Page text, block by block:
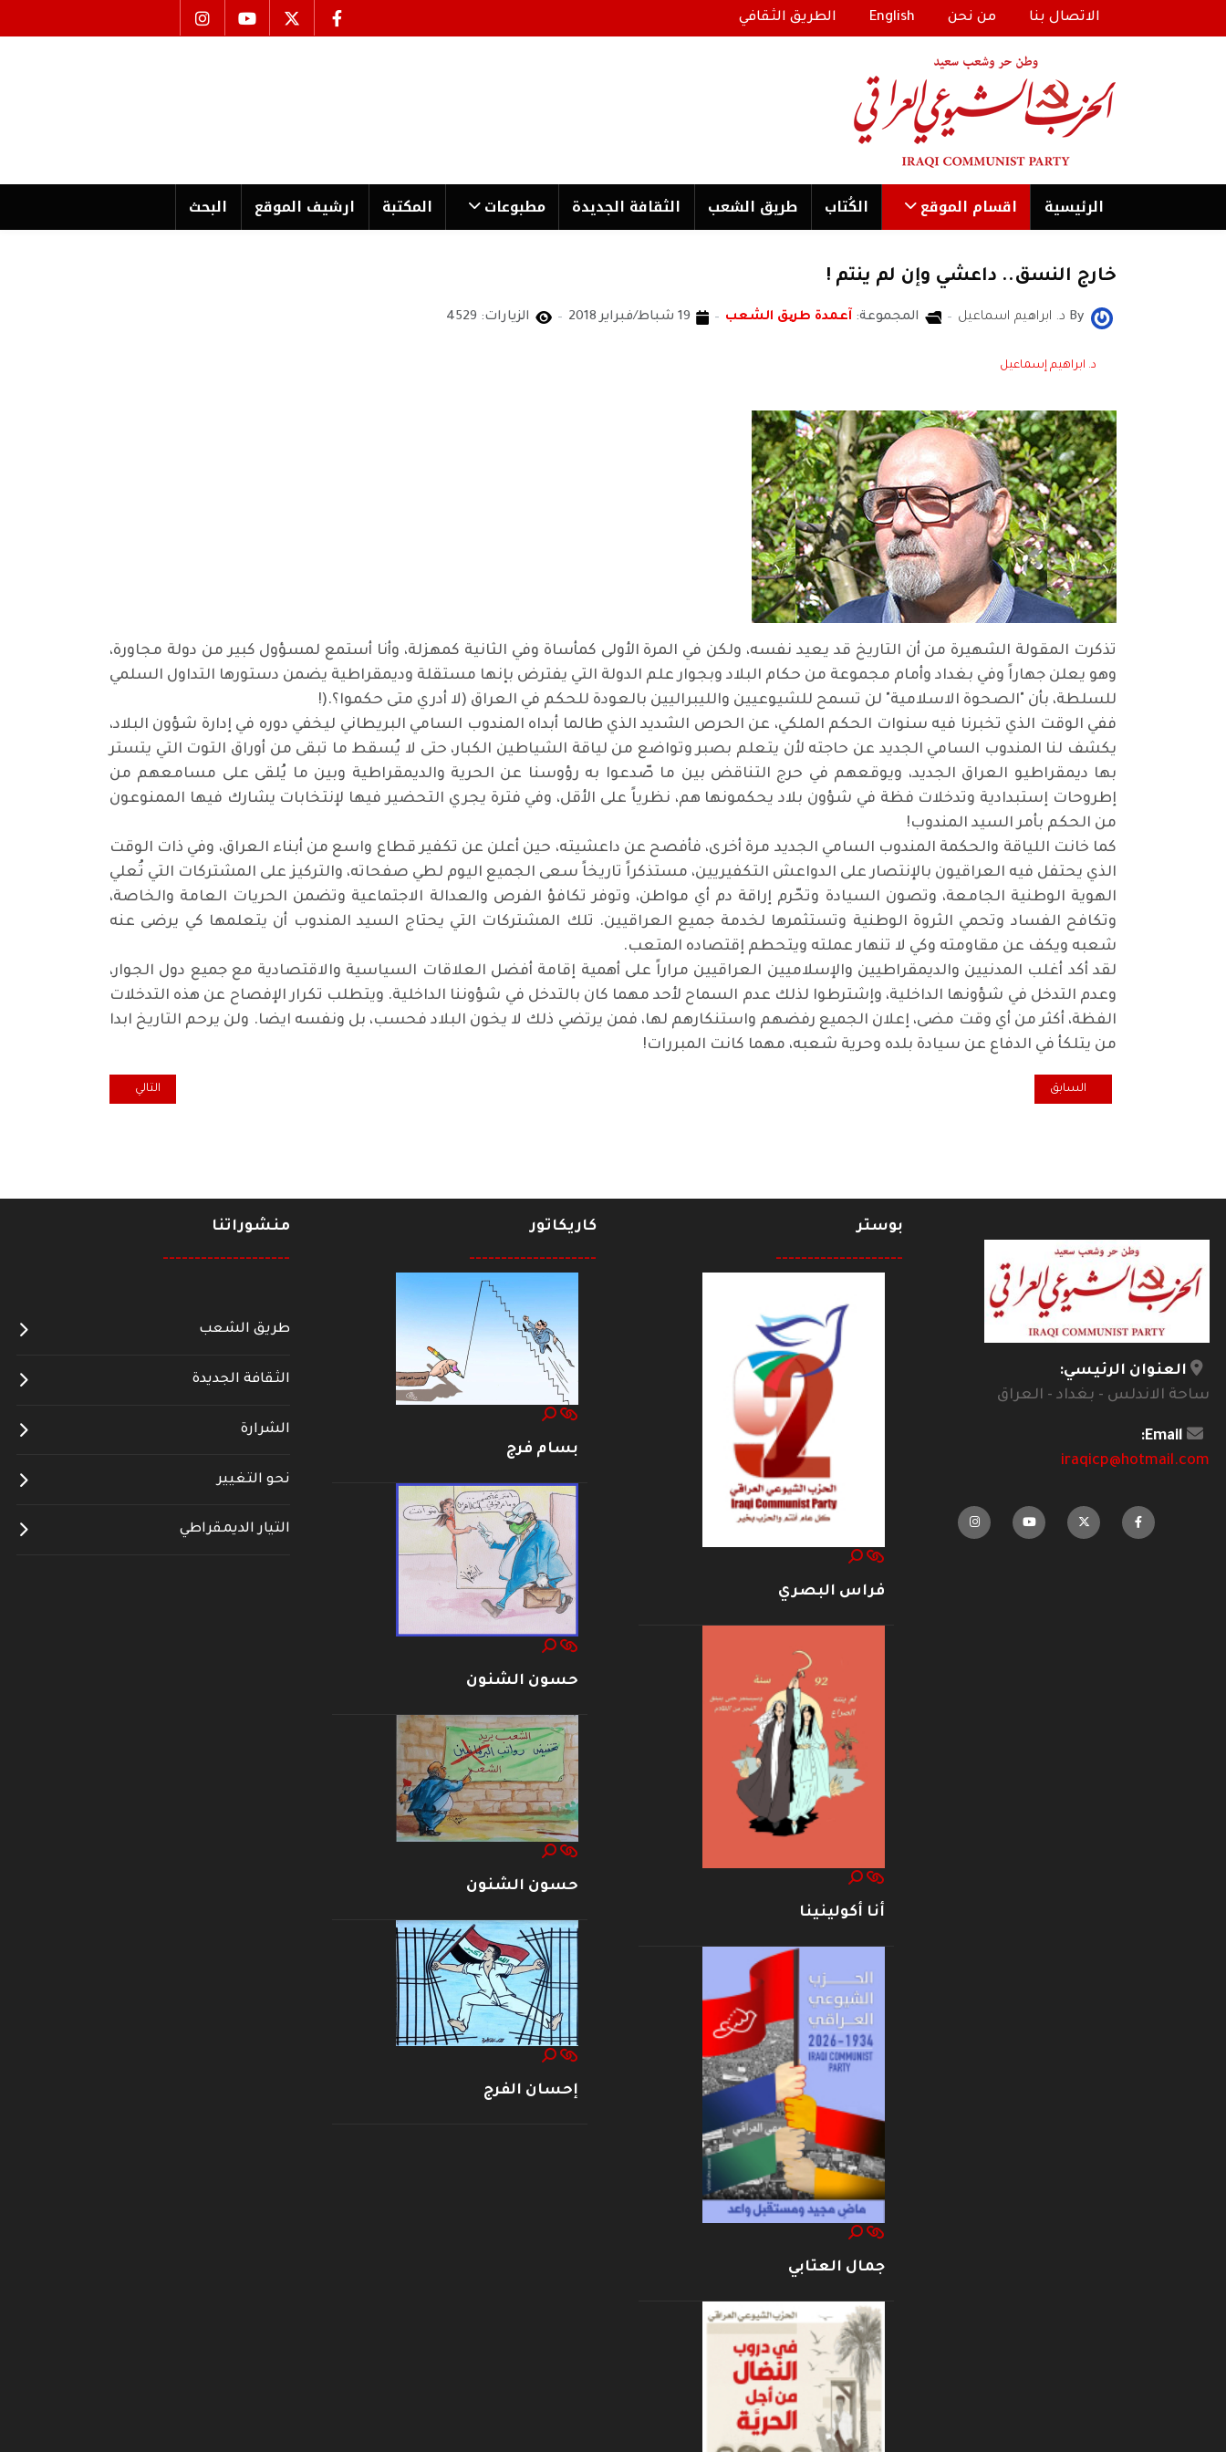
الاتصال بنا من نحن English الطريق الثقافي
الرئیسية اقسام الموقع الكُتاب طریق الشعب الثقافة الجدیدة مطبوعات المكتبة ارشیف الموقع البحث
خارج النسق.. داعشي وإن لم ينتم !
By د. ابراهيم اسماعيل المجموعة: آعمدة طریق الشعب 19 شباط/فبراير 2018 الزيارات: 4529
د. ابراهيم إسماعيل
تذكرت المقولة الشهيرة من أن التاريخ قد يعيد نفسه، ولكن في المرة الأولى كمأساة وفي الثانية كمهزلة، وأنا أستمع لمسؤول كبير من دولة مجاورة،
وهو يعلن جهاراً وفي بغداد وأمام مجموعة من حكام البلاد وبجوار علم الدولة التي يفترض بإنها مستقلة وديمقراطية يضمن دستورها التداول السلمي
للسلطة، بأن "الصحوة الاسلامية" لن تسمح للشيوعيين والليبراليين بالعودة للحكم في العراق (لا أدري متى حكموا؟!).
ففي الوقت الذي تخبرنا فيه سنوات الحكم الملكي، عن الحرص الشديد الذي طالما أبداه المندوب السامي البريطاني ليخفي دوره في إدارة شؤون البلاد،
يكشف لنا المندوب السامي الجديد عن حاجته لأن يتعلم بصبر وتواضع من لياقة الشياطين الكبار، حتى لا يُسقط ما تبقى من أوراق التوت التي يتستر
بها ديمقراطيو العراق الجديد، ويوقعهم في حرج التناقض بين ما صّدعوا به رؤوسنا عن الحرية والديمقراطية وبين ما يُلقى على مسامعهم من
إطروحات إستبدادية وتدخلات فظة في شؤون بلاد يحكمونها هم، نظرياً على الأقل، وفي فترة يجري التحضير فيها لإنتخابات يشارك فيها الممنوعون
من الحكم بأمر السيد المندوب!
كما خانت اللياقة والحكمة المندوب السامي الجديد مرة أخرى، فأفصح عن داعشيته، حين أعلن عن تكفير قطاع واسع من أبناء العراق، وفي ذات الوقت
الذي يحتفل فيه العراقيون بالإنتصار على الدواعش التكفيريين، مستذكراً تاريخاً سعى الجميع اليوم لطي صفحاته، والتركيز على المشتركات التي تُعلي
الهوية الوطنية الجامعة، وتصون السيادة وتحّرم إراقة دم أي مواطن، وتوفر تكافؤ الفرص والعدالة الاجتماعية وتضمن الحريات العامة والخاصة،
وتكافح الفساد وتحمي الثروة الوطنية وتستثمرها لخدمة جميع العراقيين. تلك المشتركات التي يحتاج السيد المندوب أن يتعلمها كي يرضى عنه
شعبه ويكف عن مقاومته وكي لا تنهار عملته ويتحطم إقتصاده المتعب.
لقد أكد أغلب المدنيين والديمقراطيين والإسلاميين العراقيين مراراً على أهمية إقامة أفضل العلاقات السياسية والاقتصادية مع جميع دول الجوار،
وعدم التدخل في شؤونها الداخلية، وإشترطوا لذلك عدم السماح لأحد مهما كان بالتدخل في شؤوننا الداخلية. ويتطلب تكرار الإفصاح عن هذه التدخلات
الفظة، أكثر من أي وقت مضى، إعلان الجميع رفضهم واستنكارهم لها، فمن يرتضي ذلك لا يخون البلاد فحسب، بل ونفسه ايضا. ولن يرحم التاريخ ابدا
من يتلكأ في الدفاع عن سيادة بلده وحرية شعبه، مهما كانت المبررات!
المقال السابق: كل ثلاثاء.. مكافحة الفساد على الطريقة السعودية
السابق المقال التالي: ليس مجرد كلام
التالي
العنوان الرئيسي:
ساحة الاندلس - بغداد - العراق
Email:
iraqicp@hotmail.com
بوستر
--------------------
فراس البصري
أنا أكولينينا
جمال العتابي
كاريكاتور
--------------------
بسام فرج
حسون الشنون
حسون الشنون
إحسان الفرج
منشوراتنا
--------------------
طريق الشعب
الثقافة الجديدة
الشرارة
نحو التغيير
التيار الديمقراطي